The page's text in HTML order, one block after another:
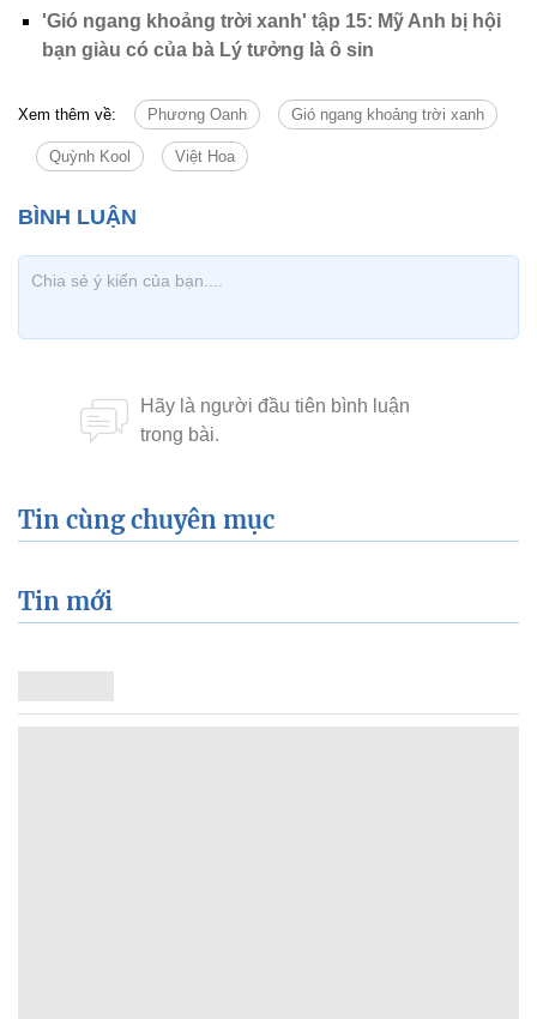
'Gió ngang khoảng trời xanh' tập 15: Mỹ Anh bị hội
bạn giàu có của bà Lý tưởng là ô sin
Xem thêm về: Phương Oanh Gió ngang khoảng trời xanh
Quỳnh Kool Việt Hoa
Tin cùng chuyên mục
Tin mới